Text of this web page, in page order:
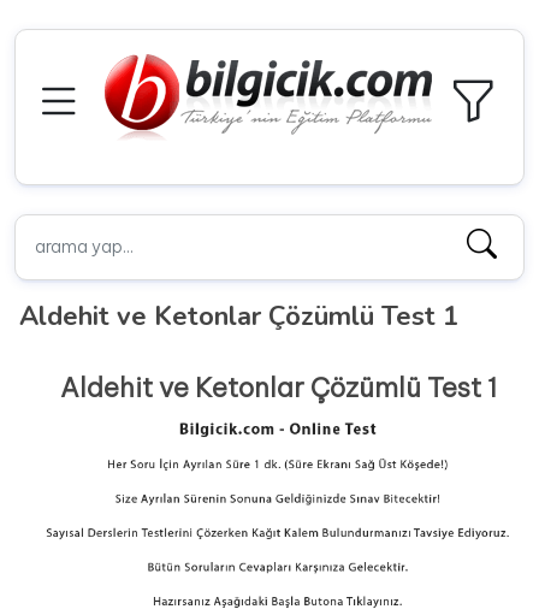
Aldehit ve Ketonlar Çözümlü Test 1
Aldehit ve Ketonlar Çözümlü Test 1